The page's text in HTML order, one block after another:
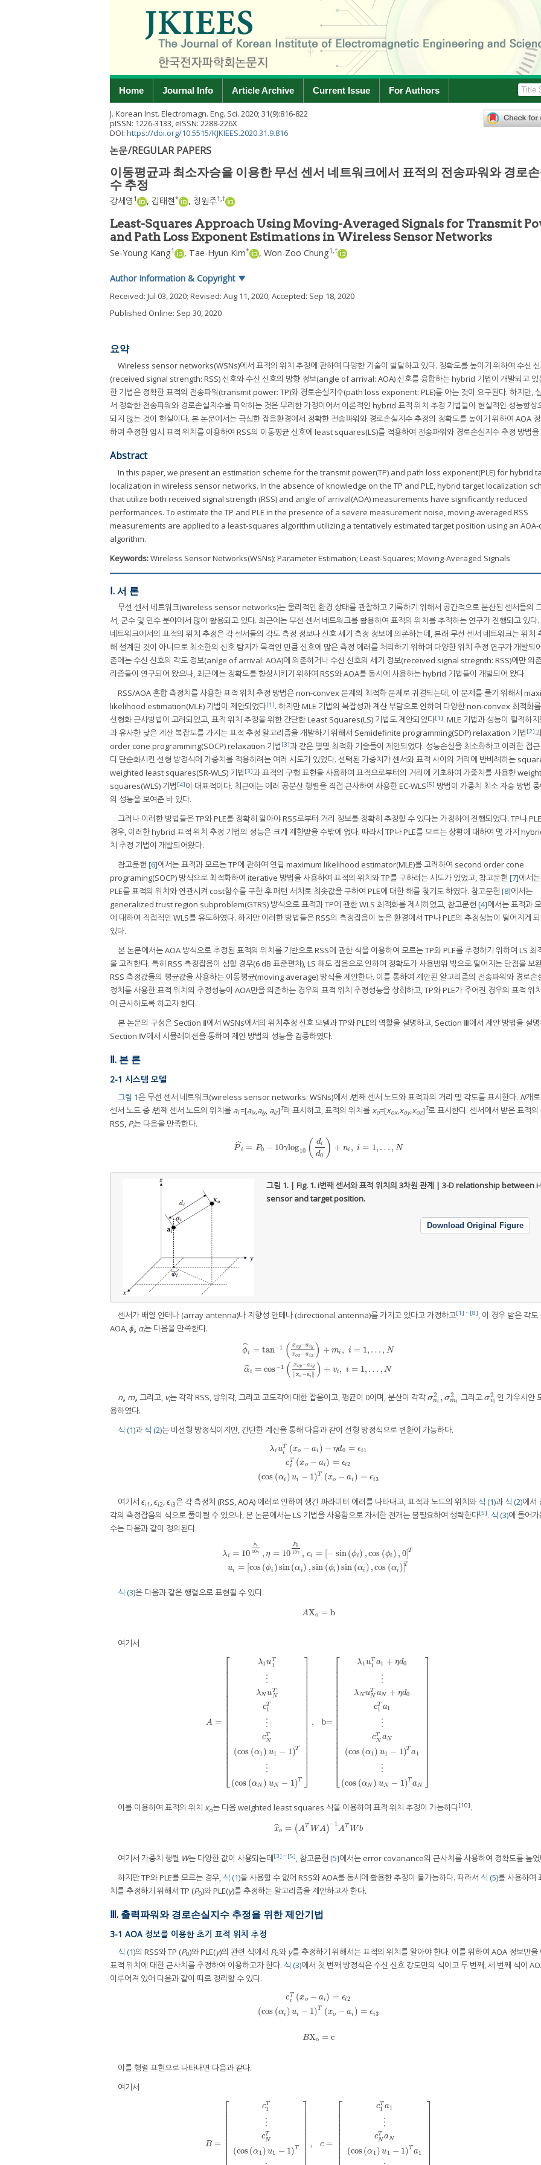
Home Journal Info Article Archive Current Issue For Authors
J. Korean Inst. Electromagn. Eng. Sci. 2020; 31(9):816-822
pISSN: 1226-3133, eISSN: 2288-226X
DOI: https://doi.org/10.5515/KJKIEES.2020.31.9.816
논문/REGULAR PAPERS
이동평균과 최소자승을 이용한 무선 센서 네트워크에서 표적의 전송파워와 경로
수 추정
강세영 1 , 김태현* , 정원주1 ,†
Least-Squares Approach Using Moving-Averaged Signals for Transmit
and Path Loss Exponent Estimations in Wireless Sensor Networks
Se-Young Kang1 , Tae-Hyun Kim* , Won-Zoo Chung1 ,†
Author Information & Copyright ▼
Received: Jul 03, 2020; Revised: Aug 11, 2020; Accepted: Sep 18, 2020
Published Online: Sep 30, 2020
요약
Wireless sensor networks(WSNs)에서 표적의 위치 추정에 관하여 다양한 기술이 발달하고 있다. 정확도를 높이기 위하여 수신
(received signal strength: RSS) 신호와 수신 신호의 방향 정보(angle of arrival: AOA) 신호를 융합하는 hybrid 기법이 개발되고 있
한 기법은 정확한 표적의 전송파워(transmit power: TP)와 경로손실지수(path loss exponent: PLE)를 아는 것이 요구된다. 하지만,
서 정확한 전송파워와 경로손실지수를 파악하는 것은 무리한 가정이어서 이론적인 hybrid 표적 위치 추정 기법들이 현실적인 성능향상
되지 않는 것이 현실이다. 본 논문에서는 극심한 잡음환경에서 정확한 전송파워와 경로손실지수 추정의 정확도를 높이기 위하여 AOA
하여 추정한 임시 표적 위치를 이용하여 RSS의 이동평균 신호에 least squares(LS)를 적용하여 전송파워와 경로손실지수 추정 방법을
Abstract
In this paper, we present an estimation scheme for the transmit power(TP) and path loss exponent(PLE) for hybrid
localization in wireless sensor networks. In the absence of knowledge on the TP and PLE, hybrid target localization
that utilize both received signal strength (RSS) and angle of arrival(AOA) measurements have significantly reduced
performances. To estimate the TP and PLE in the presence of a severe measurement noise, moving-averaged RSS
measurements are applied to a least-squares algorithm utilizing a tentatively estimated target position using an AOA-
algorithm.
Keywords:Wireless Sensor Networks(WSNs); Parameter Estimation; Least-Squares; Moving-Averaged Signals
Ⅰ. 서 론
무선 센서 네트워크(wireless sensor networks)는 물리적인 환경 상태를 관찰하고 기록하기 위해서 공간적으로 분산된 센서들의
서, 군수 및 민수 분야에서 많이 활용되고 있다. 최근에는 무선 센서 네트워크를 활용하여 표적의 위치를 추적하는 연구가 진행되고 있다.
네트워크에서의 표적의 위치 추정은 각 센서들의 각도 측정 정보나 신호 세기 측정 정보에 의존하는데, 본래 무선 센서 네트워크는 위치
해 설계된 것이 아니므로 최소한의 신호 탐지가 목적인 만큼 신호에 많은 측정 에러를 처리하기 위하여 다양한 위치 추정 연구가 개발되
존에는 수신 신호의 각도 정보(anlge of arrival: AOA)에 의존하거나 수신 신호의 세기 정보(received signal stregnth: RSS)에만 의
리즘들이 연구되어 왔으나, 최근에는 정확도를 향상시키기 위하여 RSS와 AOA를 동시에 사용하는 hybrid 기법들이 개발되어 왔다.
RSS/AOA 혼합 측정치를 사용한 표적 위치 추정 방법은 non-convex 문제의 최적화 문제로 귀결되는데, 이 문제를 풀기 위해서
likelihood estimation(MLE) 기법이 제안되었다[1]. 하지만 MLE 기법의 복잡성과 계산 부담으로 인하여 다양한 non-convex 최적화
선형화 근사방법이 고려되었고, 표적 위치 추정을 위한 간단한 Least Squares(LS) 기법도 제안되었다[1]. MLE 기법과 성능이 필적하지
과 유사한 낮은 계산 복잡도를 가지는 표적 추정 알고리즘을 개발하기 위해서 Semidefinite programming(SDP) relaxation 기법 [2]
order cone programming(SOCP) relaxation 기법 [3]과 같은 몇몇 최적화 기술들이 제안되었다. 성능손실을 최소화하고 이러한 접
다 단순화시킨 선형 방정식에 가중치를 적용하려는 여러 시도가 있었다. 선택된 가중치가 센서와 표적 사이의 거리에 반비례하는
weighted least squares(SR-WLS) 기법 [3]과 표적의 구형 표현을 사용하여 표적으로부터의 거리에 기초하여 가중치를 사용한
squares(WLS) 기법 [4]이 대표적이다. 최근에는 에러 공분산 행렬을 직접 근사하여 사용한 EC-WLS[5] 방법이 가중치 최소 자승 방법
의 성능을 보여준 바 있다.
그러나 이러한 방법들은 TP와 PLE를 정확히 알아야 RSS로부터 거리 정보를 정확히 추정할 수 있다는 가정하에 진행되었다. TP나
경우, 이러한 hybrid 표적 위치 추정 기법의 성능은 크게 제한받을 수밖에 없다. 따라서 TP나 PLE를 모르는 상황에 대하여 몇 가지
치 추정 기법이 개발되어왔다.
참고문헌 [6]에서는 표적과 모르는 TP에 관하여 연립 maximum likelihood estimator(MLE)를 고려하여 second order cone
programing(SOCP) 방식으로 최적화하여 iterative 방법을 사용하여 표적의 위치와 TP를 구하려는 시도가 있었고, 참고문헌 [7]에서
PLE를 표적의 위치와 연관시켜 cost함수를 구한 후 패턴 서치로 최솟값을 구하여 PLE에 대한 해를 찾기도 하였다. 참고문헌 [8]에서는
generalized trust region subproblem(GTRS) 방식으로 표적과 TP에 관한 WLS 최적화를 제시하였고, 참고문헌 [4]에서는 표적과
에 대하여 직접적인 WLS를 유도하였다. 하지만 이러한 방법들은 RSS의 측정잡음이 높은 환경에서 TP나 PLE의 추정성능이 떨어지게 되
있다.
본 논문에서는 AOA 방식으로 추정된 표적의 위치를 기반으로 RSS에 관한 식을 이용하여 모르는 TP와 PLE를 추정하기 위하여 LS 최
을 고려한다. 특히 RSS 측정잡음이 심할 경우(6 dB 표준편차), LS 해도 잡음으로 인하여 정확도가 사용범위 밖으로 떨어지는 단점을 보
RSS 측정값들의 평균값을 사용하는 이동평균(moving average) 방식을 제안한다. 이를 통하여 제안된 알고리즘의 전송파워와 경로손
정치를 사용한 표적 위치의 추정성능이 AOA만을 의존하는 경우의 표적 위치 추정성능을 상회하고, TP와 PLE가 주어진 경우의 표적 위
에 근사하도록 하고자 한다.
본 논문의 구성은 Section Ⅱ에서 WSNs에서의 위치추정 신호 모델과 TP와 PLE의 역할을 설명하고, Section Ⅲ에서 제안 방법을 설
Section Ⅳ에서 시뮬레이션을 통하여 제안 방법의 성능을 검증하였다.
Ⅱ. 본 론
2-1 시스템 모델
그림 1은 무선 센서 네트워크(wireless sensor networks: WSNs)에서 i번째 센서 노드와 표적과의 거리 및 각도를 표시한다. N개
센서 노드 중 i번째 센서 노드의 위치를 ai=[aix,aiy, aiz]T라 표시하고, 표적의 위치를xo=[xox,xoy,xoz]T로 표시한다. 센서에서 받은 표적의
RSS, Pi는 다음을 만족한다.
Pˆi = P0 − 10γlog10 ( di
d0 ) + ni , i = 1, … , N
P ^i= P0−10γlog10(di d 0)+ ni, i =1 ,… N
그림 1. | Fig. 1.i번째 센서와 표적 위치의 3차원 관계 | 3-D relationship between
sensor and target position.
Download Original Figure
센서가 배열 안테나 (array antenna)나 지향성 안테나 (directional antenna)를 가지고 있다고 가정하고[1] ～ [8], 이 경우 받은 각도
AOA,ϕi, αi는 다음을 만족한다.
ϕ
ˆ
i = tan−1 ( xoy−aiy
xox −aix ) + mi , i = 1, … , N
α
ˆi = cos−1 ( xoy−aiy
∥xo −ai ∥ ) + vi , i = 1, … , N
y− aiy ox−
ni, mi, 그리고, vi는 각각 RSS, 방위각, 그리고 고도각에 대한 잡음이고, 평균이 0이며, 분산이 각각σ2
ni ,σ2
mi
σni2,σmi 2그리고σ2
vi
σvi 2인 가우시안
용하였다.
식 (1)과 식 (2)는 비선형 방정식이지만, 간단한 계산을 통해 다음과 같이 선형 방정식으로 변환이 가능하다.
λi uT
i
(xo − ai ) − ηd0 = ϵi 1
cT
i
(xo − ai ) = ϵi2
(cos (αi ) ui − 1)T (xo − ai ) = ϵi3
−ai) −ηd 0= ϵi1c T(x o−a
여기서 ϵi1 ,ϵi2,ϵi3은 각 측정치 (RSS, AOA) 에러로 인하여 생긴 파라미터 에러를 나타내고, 표적과 노드의 위치와 식 (1)과 식 (2)에서
각의 측정잡음의 식으로 풀이될 수 있으나, 본 논문에서는 LS 기법을 사용함으로 자세한 전개는 불필요하여 생략한다[5]. 식 (3)에 들어
수는 다음과 같이 정의된다.
λi = 10
pi
10γ , η = 10
P0
10γ , ci = [− sin (ϕi ) ,cos (ϕi ) , 0]T
ui = [cos(ϕi )sin(αi ) ,sin (ϕi )sin (αi ) , cos (αi )]T
λi= 10pi10 , η=10P 010 , ci =[− sin(ϕi ),cos(ϕi), 0]Tui =[cos( ϕi)
식 (3)은 다음과 같은 행렬으로 표현될 수 있다.
AXo = b
AXo =b
여기서
A =
⎡
⎣
⎢⎢⎢⎢⎢⎢⎢⎢⎢⎢⎢⎢⎢⎢⎢⎢⎢⎢⎢⎢⎢
λ1uT
1
⋮
λN uT
N
cT
1
⋮
cT
N
(cos (α1) u1 − 1)T
⋮
(cos (αN ) uN − 1)T
⎤
⎦
⎥⎥⎥⎥
⎥⎥⎥⎥
⎥⎥⎥⎥⎥
, b=
⎡
⎣
⎢⎢⎢⎢⎢⎢⎢⎢⎢⎢⎢⎢⎢⎢⎢⎢⎢⎢⎢⎢⎢
λ1uT
1 a1 + ηd0
⋮
λN uT
N aN + ηd0
cT
1 a1
⋮
cT
N aN
(cos (α1) u1 − 1)T a1
⋮
(cos (αN ) uN − 1)T aN
⎤
⎦
⎥⎥⎥⎥
⎥⎥⎥⎥
⎥⎥⎥⎥⎥
A= λ1 u c ( 1)u1 − N)
이를 이용하여 표적의 위치 xo는 다음 weighted least squares 식을 이용하여 표적 위치 추정이 가능하다[10].
x
ˆo = (AT WA)−1
AT Wb
x^ o=(ATWA)−1 ATW b
여기서 가중치 행렬 W는 다양한 값이 사용되는데[3] ～ [5], 참고문헌 [5]에서는 error covariance의 근사치를 사용하여 정확도를 높였
하지만 TP와 PLE를 모르는 경우, 식 (1)을 사용할 수 없어 RSS와 AOA를 동시에 활용한 추정이 불가능하다. 따라서 식 (5)를 사용하여
치를 추정하기 위해서 TP (P0)와 PLE(γ)를 추정하는 알고리즘을 제안하고자 한다.
Ⅲ. 출력파워와 경로손실지수 추정을 위한 제안기법
3-1 AOA 정보를 이용한 초기 표적 위치 추정
식 (1)의 RSS와 TP (P0)와 PLE(γ)의 관련 식에서 P0와 γ를 추정하기 위해서는 표적의 위치를 알아야 한다. 이를 위하여 AOA 정보만을
표적 위치에 대한 근사치를 추정하여 이용하고자 한다. 식 (3)에서 첫 번째 방정식은 수신 신호 강도만의 식이고 두 번째, 세 번째 식이
이루어져 있어 다음과 같이 따로 정리할 수 있다.
cT
i
(xo − ai ) = ϵi2
(cos (αi ) ui − 1)T (xo − ai ) = ϵi3
= i2 cos (αi)u T(
BXo = c
BXo =c
이를 행렬 표현으로 나타내면 다음과 같다.
여기서
B =
⎡
⎢⎢⎢⎢⎢⎢⎢⎢⎢
cT
1
⋮
cT
N
(cos(α1 ) u1 − 1)T
⎤⎥⎥⎥⎥⎥⎥⎥⎥⎥ , c =
⎡
⎢⎢⎢⎢⎢⎢⎢⎢⎢
cT
1 a1
⋮
cT
N aN
(cos(α1) u1 − 1)T a1
⎤⎥⎥⎥⎥⎥⎥⎥⎥⎥
B= c1 T⋮ α1 Τ⋮ ( cos (α N) N 1T NTa cos